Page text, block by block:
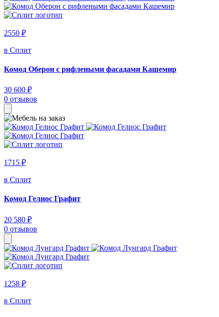
2550 ₽
в Сплит
Комод Оберон с рифлеными фасадами Кашемир
30 600 ₽
0 отзывов
1715 ₽
в Сплит
Комод Гелиос Графит
20 580 ₽
0 отзывов
1258 ₽
в Сплит